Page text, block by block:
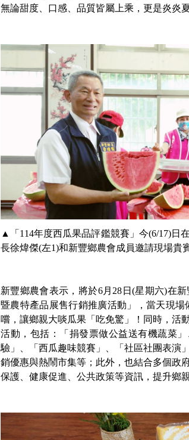
無論甜度、口感、品質皆屬上乘，更是炎炎
▲「114年度西瓜果品評鑑競賽」今(6/17)日
長徐煒傑(左1)和新豐鄉農會成員邀請現場貴
新豐鄉農會表示，將於6月28日(星期六)在
暨農特產品展售行銷推廣活動」，當天現
嚐，讓鄉親大啖瓜果「吃免驚」！同時，活
活動，包括：「捐發票做公益送有機蔬菜
驗」、「西瓜趣味競賽」、「社區社團表演
銷優惠與熱鬧市集等；此外，也結合多個政
保護、健康促進、公共政策等資訊，提升鄉